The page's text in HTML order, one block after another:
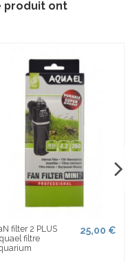
produit ont
filter 2 PLUS
filtre
25,00 €